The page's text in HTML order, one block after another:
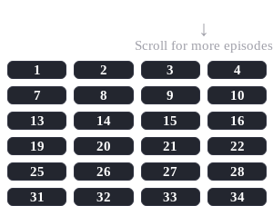
↓
Scroll for more episodes
1
2 3 4
7
8 9 10
13
14 15 16
19
20 21 22
25
26 27 28
31
32 33 34